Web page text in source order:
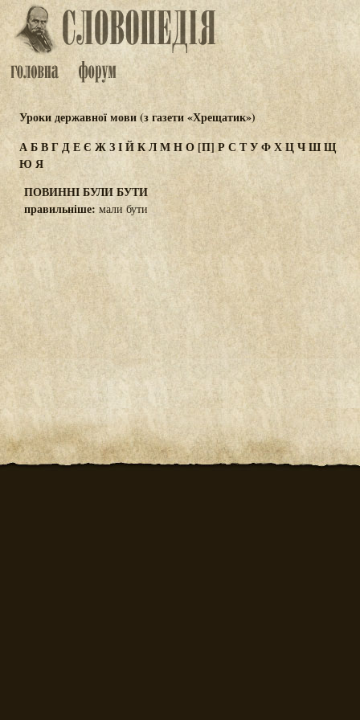
Уроки державної мови (з газети «Хрещатик»)
АБВГДЕЄ ЖЗІЙКЛМНО[П] РСТУФХЦЧШЩ
Ю Я
ПОВИННІ БУЛИ БУТИ
правильніше: мали бути